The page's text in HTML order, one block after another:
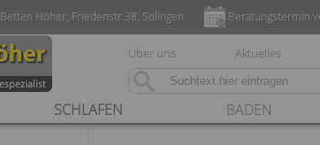
Betten Höher, Friedenstr.38, Solingen Beratungstermin
Über uns Aktuelles
SCHLAFEN BADEN